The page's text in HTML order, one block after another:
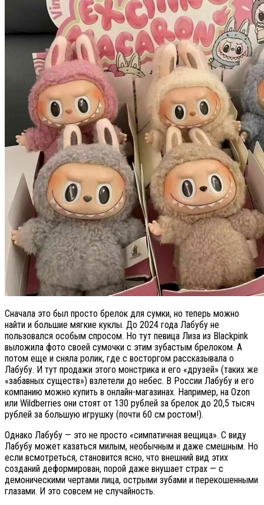
Сначала это был просто брелок для сумки, но теперь можно
найти и большие мягкие куклы. До 2024 года Лабубу не
пользовался особым спросом. Но тут певица Лиза из Blackpink
выложила фото своей сумочки с этим зубастым брелоком. А
потом еще и сняла ролик, где с восторгом рассказывала о
Лабубу. И тут продажи этого монстрика и его «друзей» (таких же
«забавных существ») взлетели до небес. В России Лабубу и его
компанию можно купить в онлайн-магазинах. Например, на Ozon
или Wildberries они стоят от 130 рублей за брелок до 20,5 тысяч
рублей за большую игрушку (почти 60 см ростом!).
Однако Лабубу — это не просто «симпатичная вещица». С виду
Лабубу может казаться милым, необычным и даже смешным. Но
если всмотреться, становится ясно, что внешний вид этих
созданий деформирован, порой даже внушает страх — с
демоническими чертами лица, острыми зубами и перекошенными
глазами. И это совсем не случайность.